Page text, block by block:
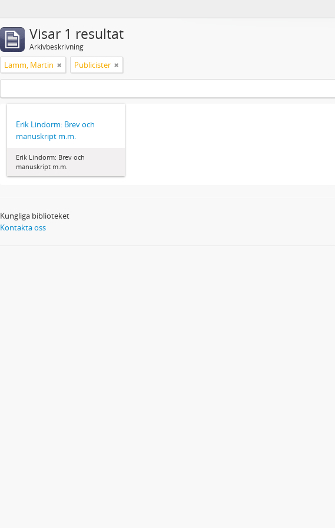
Visar 1 resultat
Arkivbeskrivning
Lamm, Martin Publicister
Erik Lindorm: Brev och
manuskript m.m.
Erik Lindorm: Brev och
manuskript m.m.
Kungliga biblioteket
Kontakta oss